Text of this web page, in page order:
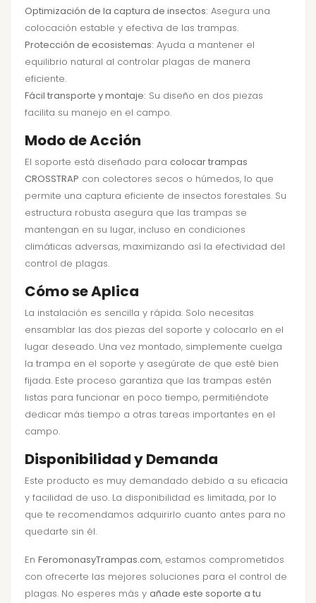
Optimización de la captura de insectos: Asegura una
colocación estable y efectiva de las trampas.
Protección de ecosistemas: Ayuda a mantener el
equilibrio natural al controlar plagas de manera
eficiente.
Fácil transporte y montaje: Su diseño en dos piezas
facilita su manejo en el campo.
Modo de Acción
El soporte está diseñado para colocar trampas
CROSSTRAP con colectores secos o húmedos, lo que
permite una captura eficiente de insectos forestales. Su
estructura robusta asegura que las trampas se
mantengan en su lugar, incluso en condiciones
climáticas adversas, maximizando así la efectividad del
control de plagas.
Cómo se Aplica
La instalación es sencilla y rápida. Solo necesitas
ensamblar las dos piezas del soporte y colocarlo en el
lugar deseado. Una vez montado, simplemente cuelga
la trampa en el soporte y asegúrate de que esté bien
fijada. Este proceso garantiza que las trampas estén
listas para funcionar en poco tiempo, permitiéndote
dedicar más tiempo a otras tareas importantes en el
campo.
Disponibilidad y Demanda
Este producto es muy demandado debido a su eficacia
y facilidad de uso. La disponibilidad es limitada, por lo
que te recomendamos adquirirlo cuanto antes para no
quedarte sin él.
En FeromonasyTrampas.com, estamos comprometidos
con ofrecerte las mejores soluciones para el control de
plagas. No esperes más y añade este soporte a tu